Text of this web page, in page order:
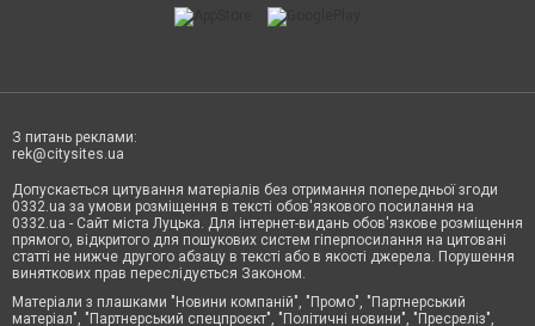
З питань реклами:
rek@citysites.ua
Допускається цитування матеріалів без отримання попередньої згоди
0332.ua за умови розміщення в тексті обов'язкового посилання на
0332.ua - Сайт міста Луцька. Для інтернет-видань обов'язкове розміщення
прямого, відкритого для пошукових систем гіперпосилання на цитовані
статті не нижче другого абзацу в тексті або в якості джерела. Порушення
виняткових прав переслідується Законом.
Матеріали з плашками "Новини компаній", "Промо", "Партнерський
матеріал", "Партнерський спецпроєкт", "Політичні новини", "Пресреліз",